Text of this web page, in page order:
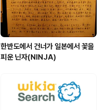
한반도에서 건너가 일본에서 꽃을
피운 닌자(NINJA)